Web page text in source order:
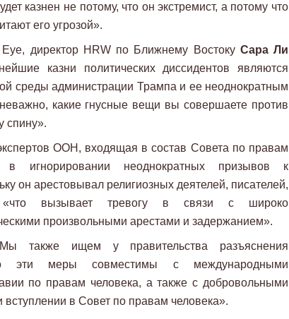
казнен не потому, что он экстремист, а потому что
его угрозой».
директор HRW по Ближнему Востоку Сара Ли
казни политических диссидентов являются
среды администрации Трампа и ее неоднократным
какие гнусные вещи вы совершаете против
спину».
ООН, входящая в состав Совета по правам
игнорировании неоднократных призывов к
он арестовывал религиозных деятелей, писателей,
«что вызывает тревогу в связи с широко
произвольными арестами и задержанием».
также ищем у правительства разъяснения
эти меры совместимы с международными
по правам человека, а также с добровольными
в Совет по правам человека».